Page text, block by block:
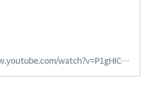
watch?v=P1gHICZrzp4